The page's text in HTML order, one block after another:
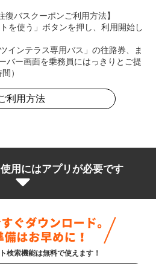
復バスクーポンご利用方法】
を使う」ボタンを押し、利用開始し
インテラス専用バス」の往路券、ま
バー画面を乗務員にはっきりとご提
）
利用方法
用にはアプリが必要です
検索機能は無料で使えます！